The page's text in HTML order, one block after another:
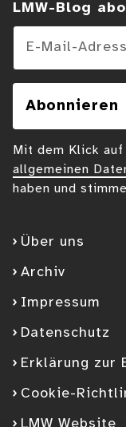
Über uns
Archiv
Impressum
Datenschutz
Erklärung zur
Cookie-
LMW-Blog
Mit dem Klick
allgemeinen
haben und
E-Mail-Adresse
Abonnieren